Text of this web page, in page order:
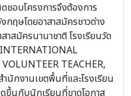
อบโครงการจึงต้องการ
กฤษโดยอาสาสมัครชาวต่าง
สมัครนานาชาติ โรงเรียนวัด
TEACHER,
กงานเขตพื้นที่และโรงเรียน